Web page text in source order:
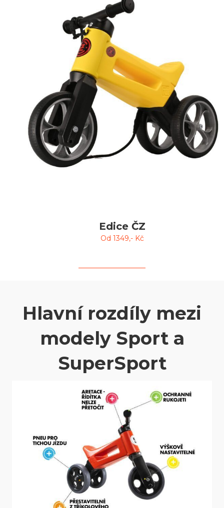
Edice ČZ
Od 1349,- Kč
Hlavní rozdíly mezi
modely Sport a
SuperSport